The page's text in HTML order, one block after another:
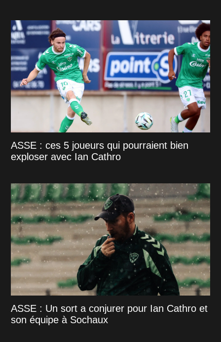
ASSE : ces 5 joueurs qui pourraient bien
exploser avec Ian Cathro
ASSE : Un sort a conjurer pour Ian Cathro et
son équipe à Sochaux